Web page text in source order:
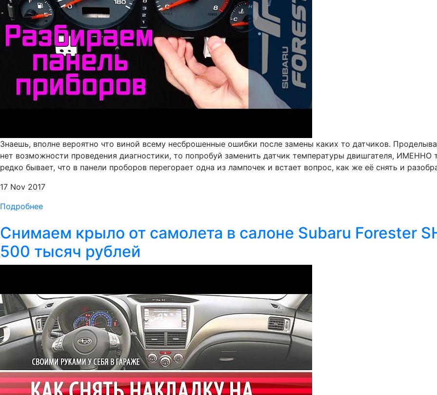
Знаешь, вполне вероятно что виной всему несброшенные ошибки после замены каких то датчиков.
нет возможности проведения диагностики, то попробуй заменить датчик температуры двишгателя, ИМЕННО
редко бывает, что в панели проборов перегорает одна из лампочек и встает вопрос, как же её снять и
17 Nov 2017
Подробнее
Снимаем крыло от самолета в салоне Subaru Forester
500 тысяч рублей